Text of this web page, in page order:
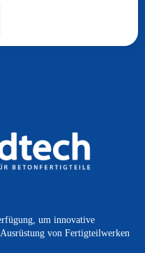
um innovative
von Fertigteilwerken